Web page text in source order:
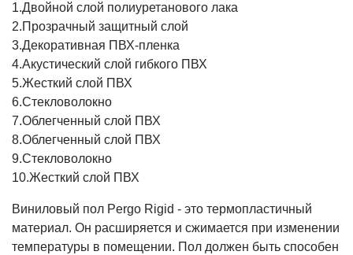
1.Двойной слой полиуретанового лака
2.Прозрачный защитный слой
3.Декоративная ПВХ-пленка
4.Акустический слой гибкого ПВХ
5.Жесткий слой ПВХ
6.Стекловолокно
7.Облегченный слой ПВХ
8.Облегченный слой ПВХ
9.Стекловолокно
10.Жесткий слой ПВХ
Виниловый пол Pergo Rigid - это термопластичный
материал. Он расширяется и сжимается при изменении
температуры в помещении. Пол должен быть способен